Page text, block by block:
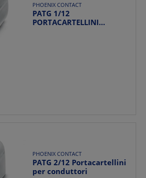
PHOENIX CONTACT
PATG 1/12
PORTACARTELLINI
PHOENIX CONTACT
PATG 2/12 Portacartellini
per conduttori